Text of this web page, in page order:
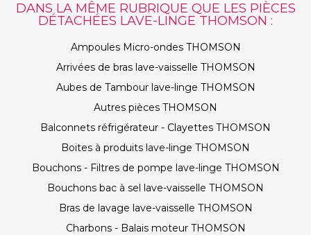
DANS LA MÊME RUBRIQUE QUE LES PIÈCES
DÉTACHÉES LAVE-LINGE THOMSON :
Ampoules Micro-ondes THOMSON
Arrivées de bras lave-vaisselle THOMSON
Aubes de Tambour lave-linge THOMSON
Autres pièces THOMSON
Balconnets réfrigérateur - Clayettes THOMSON
Boites à produits lave-linge THOMSON
Bouchons - Filtres de pompe lave-linge THOMSON
Bouchons bac à sel lave-vaisselle THOMSON
Bras de lavage lave-vaisselle THOMSON
Charbons - Balais moteur THOMSON